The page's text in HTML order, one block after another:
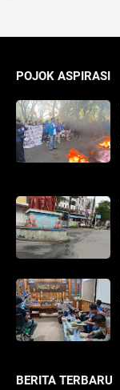
POJOK ASPIRASI
BERITA TERBARU